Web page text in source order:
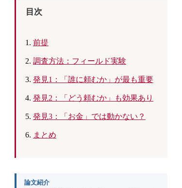
目次
前提
調査方法：フィールド実験
発見1：「誰に頼むか」が最も重要
発見2：「どう頼むか」も効果あり
発見3：「お金」では動かない？
まとめ
論文紹介